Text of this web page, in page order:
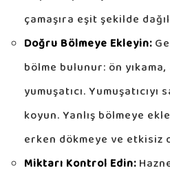
çamaşıra eşit şekilde
Doğru Bölmeye Ekleyin:
bölme bulunur: ön yıkama,
yumuşatıcı.
koyun. Yanlış bölmeye
erken dökmeye ve etkisiz
Miktarı Kontrol Edin: